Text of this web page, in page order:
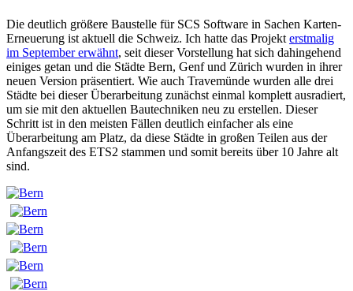
Die deutlich größere Baustelle für SCS Software in Sachen Karten-
Erneuerung ist aktuell die Schweiz. Ich hatte das Projekt erstmalig
im September erwähnt, seit dieser Vorstellung hat sich dahingehend
einiges getan und die Städte Bern, Genf und Zürich wurden in ihrer
neuen Version präsentiert. Wie auch Travemünde wurden alle drei
Städte bei dieser Überarbeitung zunächst einmal komplett ausradiert,
um sie mit den aktuellen Bautechniken neu zu erstellen. Dieser
Schritt ist in den meisten Fällen deutlich einfacher als eine
Überarbeitung am Platz, da diese Städte in großen Teilen aus der
Anfangszeit des ETS2 stammen und somit bereits über 10 Jahre alt
sind.